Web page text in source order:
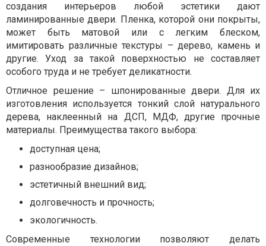
создания интерьеров любой эстетики дают
ламинированные двери. Пленка, которой они покрыты,
может быть матовой или с легким блеском,
имитировать различные текстуры – дерево, камень и
другие. Уход за такой поверхностью не составляет
особого труда и не требует деликатности.
Отличное решение – шпонированные двери. Для их
изготовления используется тонкий слой натурального
дерева, наклеенный на ДСП, МДФ, другие прочные
материалы. Преимущества такого выбора:
доступная цена;
разнообразие дизайнов;
эстетичный внешний вид;
долговечность и прочность;
экологичность.
Современные технологии позволяют делать